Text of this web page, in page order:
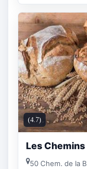
(4.7)
Les Chemins
50 Chem. de la